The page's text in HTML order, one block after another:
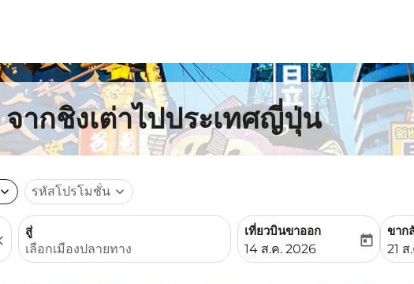
ากชิงเต่าไปประเทศญี่ปุ่น
expand_more รหัสโปรโมชั่น expand_more
สู่
เที่ยวบินขาออก
fc-booking-departure-
14 ส.ค. 2026
today
ขาก
fc-
21